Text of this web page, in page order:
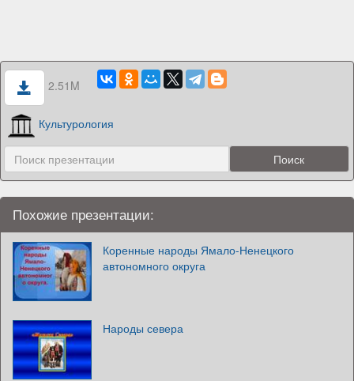
2.51M
Культурология
Похожие презентации:
Коренные народы Ямало-Ненецкого
автономного округа
Народы севера